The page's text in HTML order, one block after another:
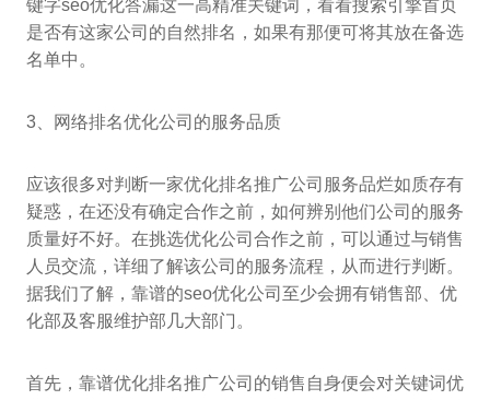
键字seo优化答漏这一高精准关键词，看看搜索引擎首页
是否有这家公司的自然排名，如果有那便可将其放在备选
名单中。
3、网络排名优化公司的服务品质
应该很多对判断一家优化排名推广公司服务品烂如质存有
疑惑，在还没有确定合作之前，如何辨别他们公司的服务
质量好不好。在挑选优化公司合作之前，可以通过与销售
人员交流，详细了解该公司的服务流程，从而进行判断。
据我们了解，靠谱的seo优化公司至少会拥有销售部、优
化部及客服维护部几大部门。
首先，靠谱优化排名推广公司的销售自身便会对关键词优